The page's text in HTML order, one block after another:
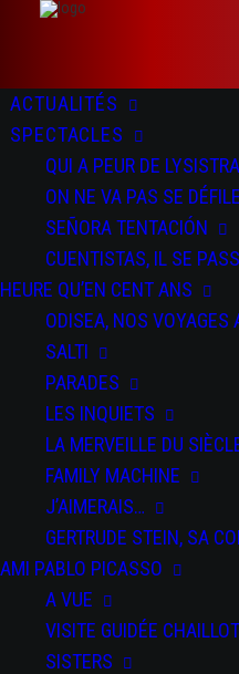
ACTUALITÉS
SPECTACLES
QUI A PEUR DE
ON NE VA PAS SE
SEÑORA TENTACIÓN
CUENTISTAS, IL SE
HEURE QU’EN CENT ANS
ODISEA, NOS VOYAGES
SALTI
PARADES
LES INQUIETS
LA MERVEILLE DU
FAMILY MACHINE
J’AIMERAIS…
GERTRUDE STEIN, SA
AMI PABLO PICASSO
A VUE
VISITE GUIDÉE CHAILLOT
SISTERS
Señora